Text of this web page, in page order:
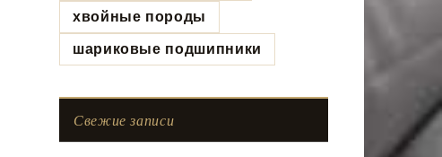
хвойные породы
шариковые подшипники
Свежие записи